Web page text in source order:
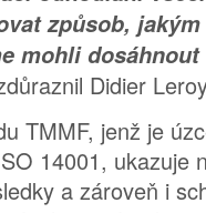
způsob,
mohli dosáhnout
Didier
TMMF, jenž je
14001, ukazuje
a zároveň i